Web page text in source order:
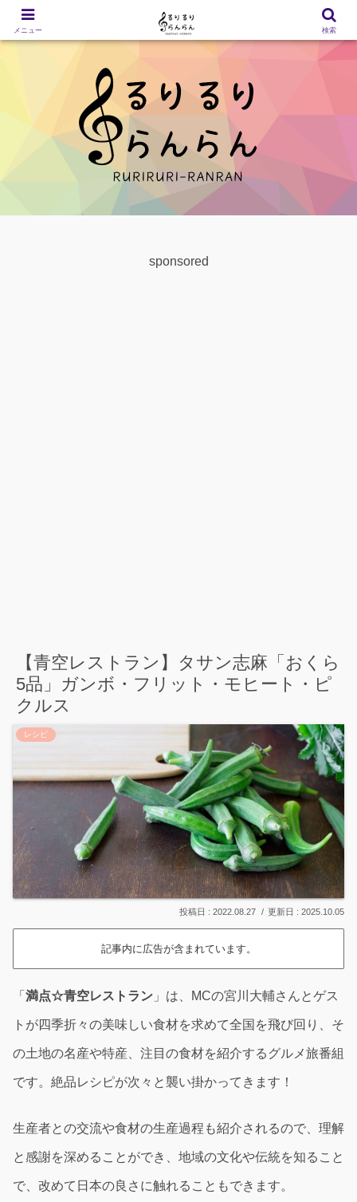
sponsored
【青空レストラン】タサン志麻「おくら
5品」ガンボ・フリット・モヒート・ピ
クルス
レシピ
2022.08.27 2025.10.05
記事内に広告が含まれています。
「 満点☆青空レストラン 」は、MCの宮川大輔さんとゲス
トが四季折々の美味しい食材を求めて全国を飛び回り、そ
の土地の名産や特産、注目の食材を紹介するグルメ旅番組
です。絶品レシピが次々と襲い掛かってきます！
生産者との交流や食材の生産過程も紹介されるので、理解
と感謝を深めることができ、地域の文化や伝統を知ること
で、改めて日本の良さに触れることもできます。
メニュー 検索